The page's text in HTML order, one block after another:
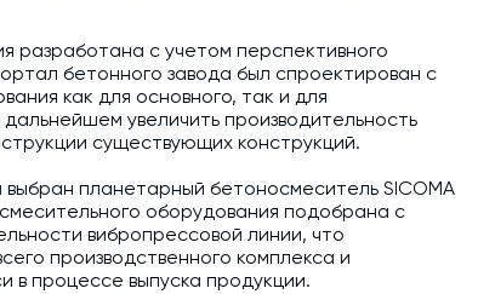
аудит бетонных заводов и
технологических
зданий и сооружений
разработана с учетом перспективного
бетонного завода был спроектирован с
как для основного, так и для
увеличить производительность
существующих конструкций.
планетарный бетоносмеситель SICOMA
оборудования подобрана с
вибропрессовой линии, что
производственного комплекса и
процессе выпуска продукции.